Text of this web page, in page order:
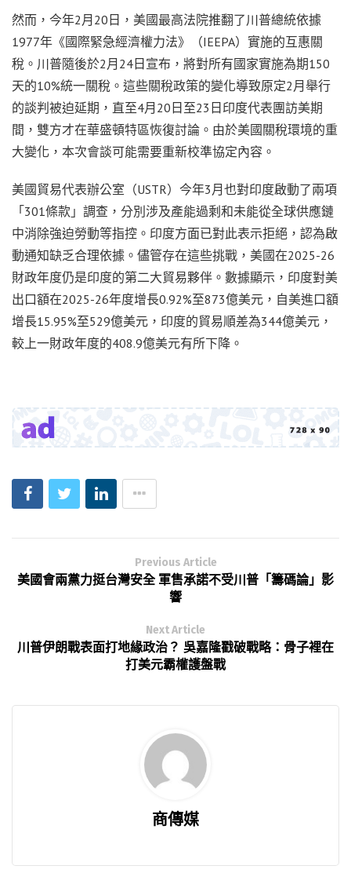
然而，今年2月20日，美國最高法院推翻了川普總統依據
1977年《國際緊急經濟權力法》（IEEPA）實施的互惠關
稅。川普隨後於2月24日宣布，將對所有國家實施為期150
天的10%統一關稅。這些關稅政策的變化導致原定2月舉行
的談判被迫延期，直至4月20日至23日印度代表團訪美期
間，雙方才在華盛頓特區恢復討論。由於美國關稅環境的重
大變化，本次會談可能需要重新校準協定內容。
美國貿易代表辦公室（USTR）今年3月也對印度啟動了兩項
「301條款」調查，分別涉及產能過剩和未能從全球供應鏈
中消除強迫勞動等指控。印度方面已對此表示拒絕，認為啟
動通知缺乏合理依據。儘管存在這些挑戰，美國在2025-26
財政年度仍是印度的第二大貿易夥伴。數據顯示，印度對美
出口額在2025-26年度增長0.92%至873億美元，自美進口額
增長15.95%至529億美元，印度的貿易順差為344億美元，
較上一財政年度的408.9億美元有所下降。
Previous Article
美國會兩黨力挺台灣安全 軍售承諾不受川普「籌碼論」影
響
Next Article
川普伊朗戰表面打地緣政治？ 吳嘉隆戳破戰略：骨子裡在
打美元霸權護盤戰
商傳媒